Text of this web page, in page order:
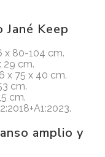
Keep
80-104 cm.
29 cm.
x 75 x 40 cm.
cm.
cm.
amplio y